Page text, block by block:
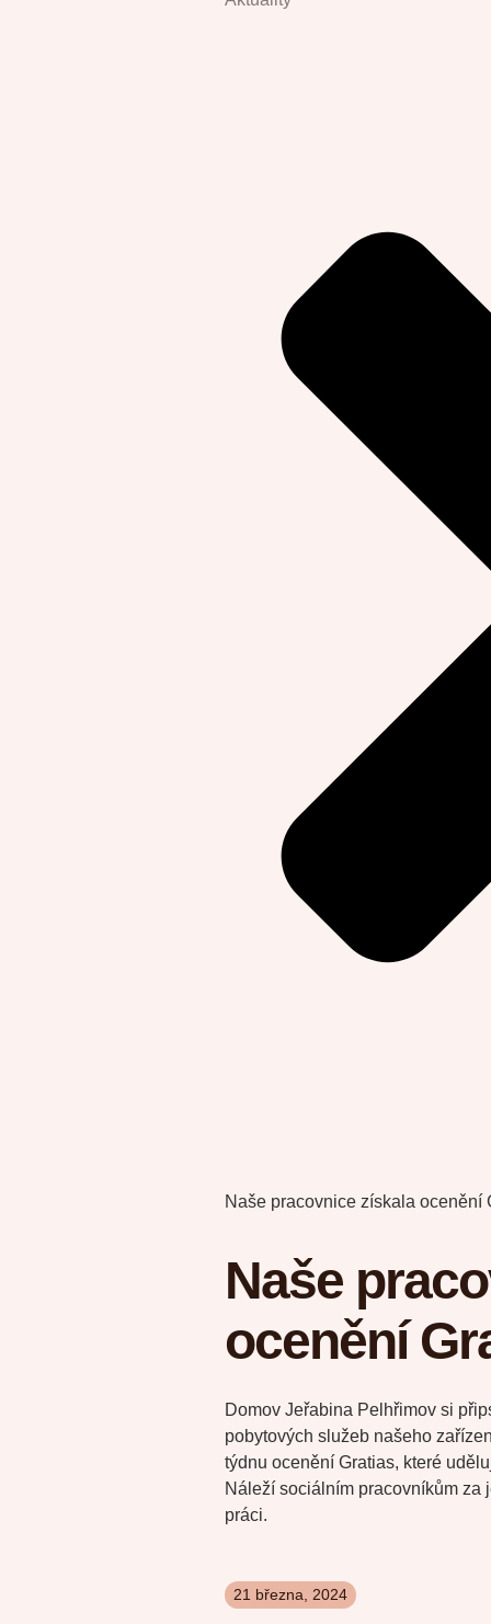
Naše pracovnice získala ocenění
Naše
ocenění
Domov Jeřabina Pelhřimov si
pobytových služeb našeho
týdnu ocenění Gratias, které
Náleží sociálním pracovníkům za
práci.
21 března, 2024